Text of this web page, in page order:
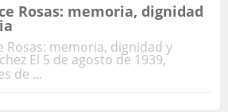
Rosas: memoria, dignidad
Rosas: memoria, dignidad y
El 5 de agosto de 1939,
de ...